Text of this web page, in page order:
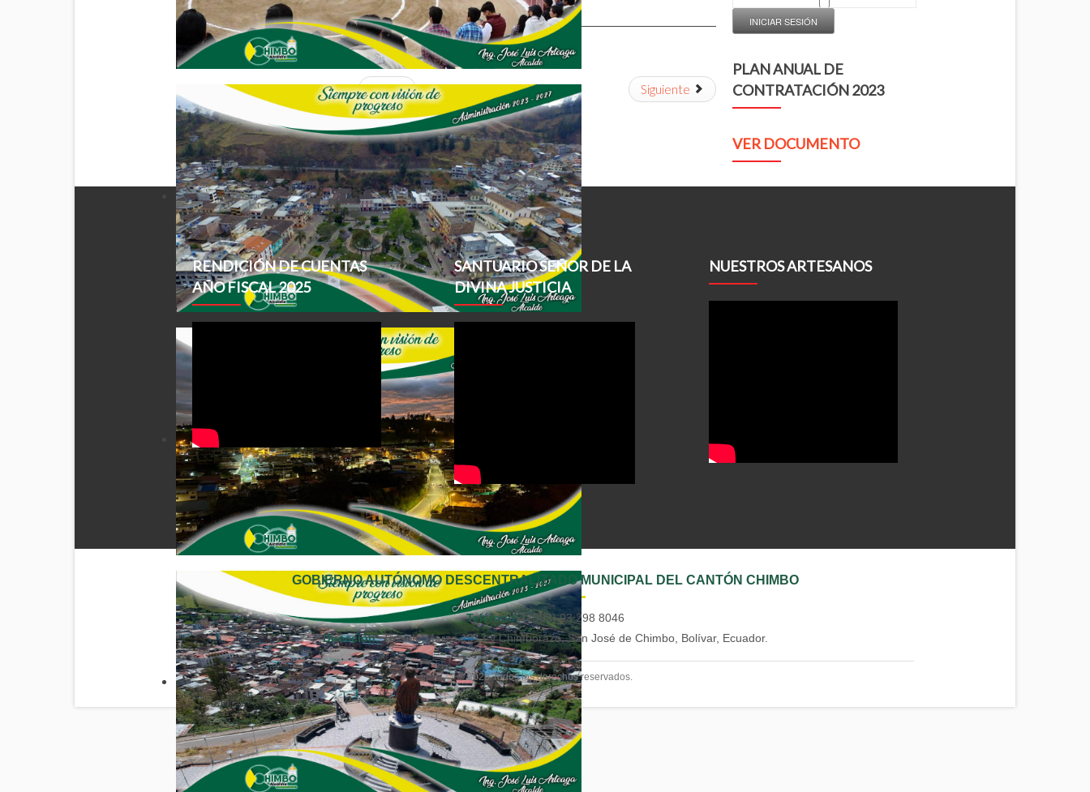
Florida de la parroquia Telimbela.
Ant Siguiente
INICIAR SESIÓN
PLAN ANUAL DE
CONTRATACIÓN 2023
VER DOCUMENTO
RENDICIÓN DE CUENTAS
AÑO FISCAL 2025
SANTUARIO SEÑOR DE LA
DIVINA JUSTICIA
NUESTROS ARTESANOS
GOBIERNO AUTÓNOMO DESCENTRALIZADO MUNICIPAL DEL CANTÓN CHIMBO
Teléfono:(+593) 03 298 8046
Dirección:Tres de Marzo 1913 y Chimborazo, San José de Chimbo, Bolívar, Ecuador.
© 2026 Todos los derechos reservados.